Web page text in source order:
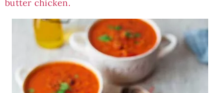
butter chicken.